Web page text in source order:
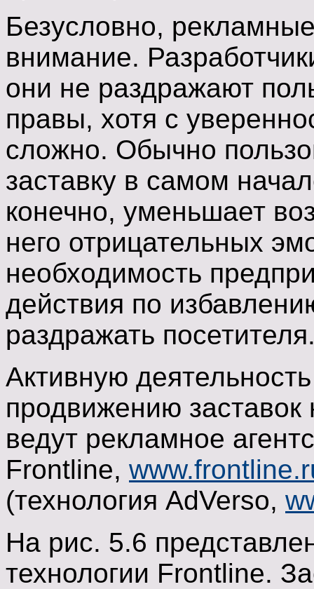
Безусловно,
внимание.
они не раздражают
правы, хотя с
сложно. Обычно
заставку в самом
конечно, уменьшает
него отрицательных
необходимость
действия по
раздражать
Активную
продвижению
ведут рекламное
Frontline,
(технология AdVerso,
На рис. 5.6
технологии Frontline.